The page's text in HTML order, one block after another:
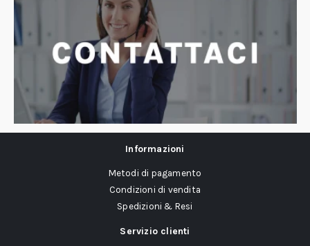
Informazioni
Metodi di pagamento
Condizioni di vendita
Spedizioni & Resi
Servizio clienti